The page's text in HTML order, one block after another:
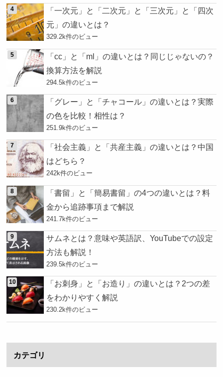
「一次元」と「二次元」と「三次元」と「四次
元」の違いとは？
329.2k件のビュー
「cc」と「ml」の違いとは？同じじゃないの？
換算方法を解説
294.5k件のビュー
「グレー」と「チャコール」の違いとは？実際
の色を比較！相性は？
251.9k件のビュー
「社会主義」と「共産主義」の違いとは？中国
はどちら？
242k件のビュー
「書留」と「簡易書留」の4つの違いとは？料
金から追跡事項まで解説
241.7k件のビュー
サムネとは？意味や英語訳、YouTubeでの設定
方法も解説！
239.5k件のビュー
「お刺身」と「お造り」の違いとは？2つの差
をわかりやすく解説
230.2k件のビュー
カテゴリ